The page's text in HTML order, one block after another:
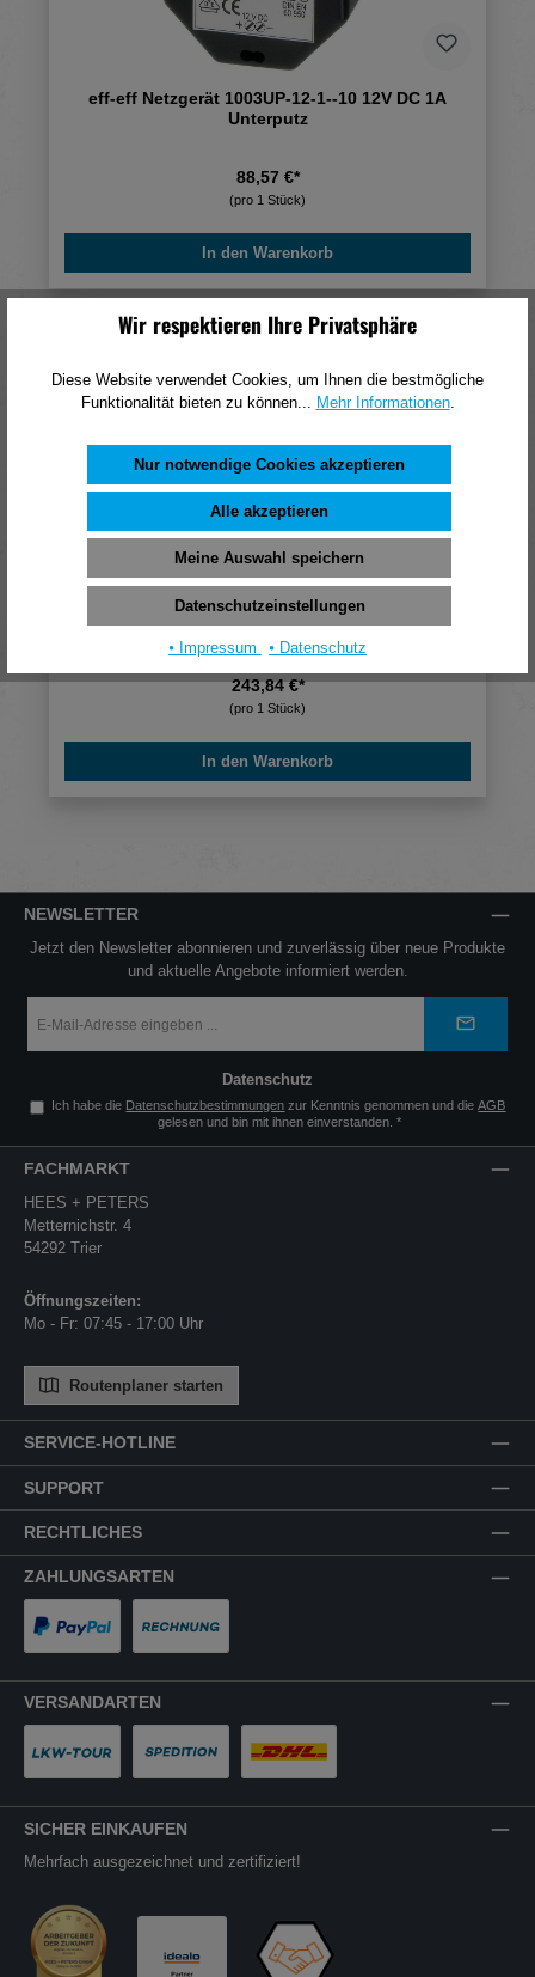
eff-eff Netzgerät 1003UP-12-1--10 12V DC 1A
Unterputz
88,57 €*
(pro 1 Stück)
In den Warenkorb
eff-eff ASSA ABLOY Elektro-Türöffner 34.400
ohne Gehäuse 24V DC
243,84 €*
(pro 1 Stück)
In den Warenkorb
NEWSLETTER
Jetzt den Newsletter abonnieren und zuverlässig über neue Produkte
und aktuelle Angebote informiert werden.
Mail-
*
Datenschutz
Ich habe die Datenschutzbestimmungen zur Kenntnis genommen und dieAGB
gelesen und bin mit ihnen einverstanden. *
SERVICE-HOTLINE
SUPPORT
RECHTLICHES
ZAHLUNGSARTEN
VERSANDARTEN
FACHMARKT
HEES + PETERS
Metternichstr. 4
54292 Trier
Öffnungszeiten:
Mo - Fr: 07:45 - 17:00 Uhr
Routenplaner starten
SICHER EINKAUFEN
Mehrfach ausgezeichnet und zertifiziert!
Wir respektieren Ihre Privatsphäre
Diese Website verwendet Cookies, um Ihnen die bestmögliche
Funktionalität bieten zu können...
Mehr Informationen.
Nur notwendige Cookies akzeptieren
Alle akzeptieren
Meine Auswahl speichern
Datenschutzeinstellungen
⦁ Impressum ⦁ Datenschutz